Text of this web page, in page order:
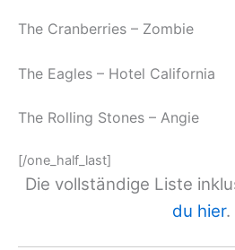
The Cranberries – Zombie
The Eagles – Hotel California
The Rolling Stones – Angie
[/one_half_last]
Die vollständige Liste
du hier.